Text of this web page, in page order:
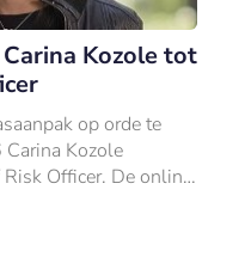
Kozole tot
op orde te
Kozole
Officer. De online
overhoop met de